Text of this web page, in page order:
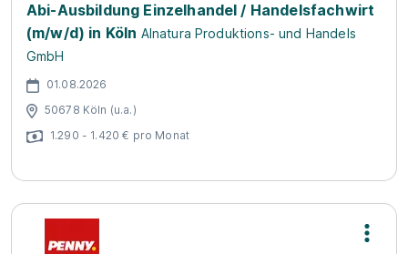
Abi-Ausbildung Einzelhandel / Handelsfachwirt
(m/w/d) in Köln Alnatura Produktions- und Handels
GmbH
01.08.2026
50678 Köln (u.a.)
1.290 - 1.420 € pro Monat